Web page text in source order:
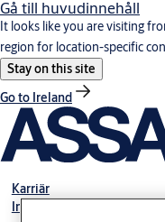
Gå till huvudinnehåll
It looks like you are visiting
region for location-specific
Stay on this site
Go to Ireland
Karriär
Investerare